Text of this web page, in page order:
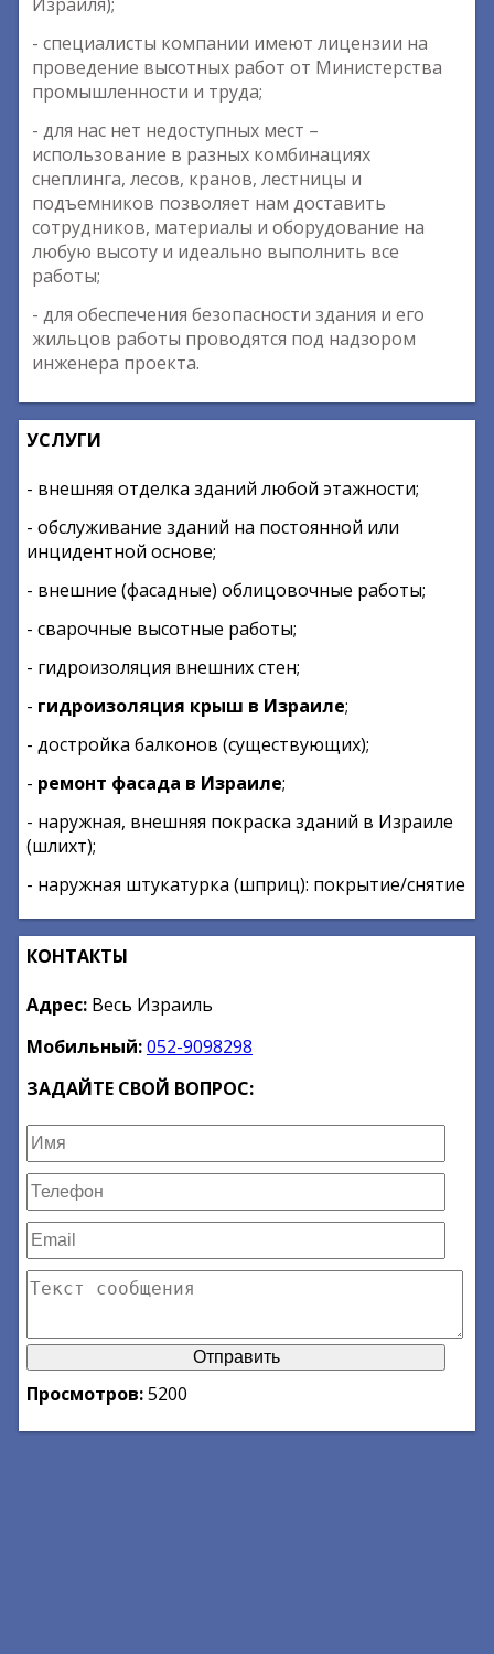
- специалисты компании имеют лицензии на
проведение высотных работ от Министерства
промышленности и труда;
- для нас нет недоступных мест –
использование в разных комбинациях
снеплинга, лесов, кранов, лестницы и
подъемников позволяет нам доставить
сотрудников, материалы и оборудование на
любую высоту и идеально выполнить все
работы;
- для обеспечения безопасности здания и его
жильцов работы проводятся под надзором
инженера проекта.
УСЛУГИ
- внешняя отделка зданий любой этажности;
- обслуживание зданий на постоянной или
инцидентной основе;
- внешние (фасадные) облицовочные работы;
- сварочные высотные работы;
- гидроизоляция внешних стен;
- гидроизоляция крыш в Израиле;
- достройка балконов (существующих);
- ремонт фасада в Израиле;
- наружная, внешняя покраска зданий в Израиле
(шлихт);
- наружная штукатурка (шприц): покрытие/снятие
КОНТАКТЫ
Адрес: Весь Израиль
Мобильный:052-9098298
ЗАДАЙТЕ СВОЙ ВОПРОС:
Просмотров:5200